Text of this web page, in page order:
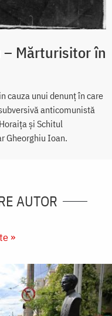
Mărturisitor în
cauza unui denunț în care
anticomunistă
și Schitul
Gheorghiu Ioan.
AUTOR
»